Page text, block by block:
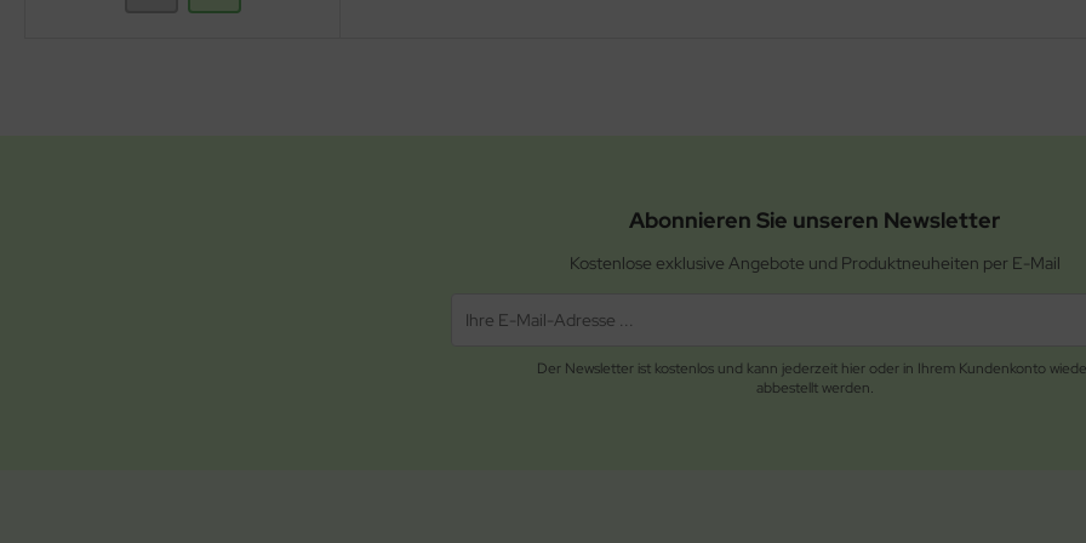
Abonnieren Sie unseren Newsletter
Kostenlose exklusive Angebote und Produktneuheiten per E-Mail
Der Newsletter ist kostenlos und kann jederzeit hier oder in Ihrem Kundenkonto
abbestellt werden.